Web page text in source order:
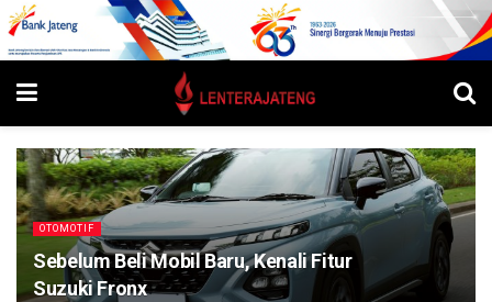
OTOMOTIF
Sebelum Beli Mobil Baru, Kenali Fitur
Suzuki Fronx